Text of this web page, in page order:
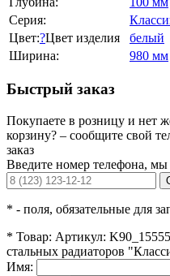
Серия:
Цвет:?Цвет изделия
белый
Ширина:
980 мм
Быстрый заказ
Покупаете в розницу и нет
корзину? – сообщите свой
заказ
Введите номер телефона,
* - поля, обязательные для
* Товар: Артикул:
стальных радиаторов
Имя: